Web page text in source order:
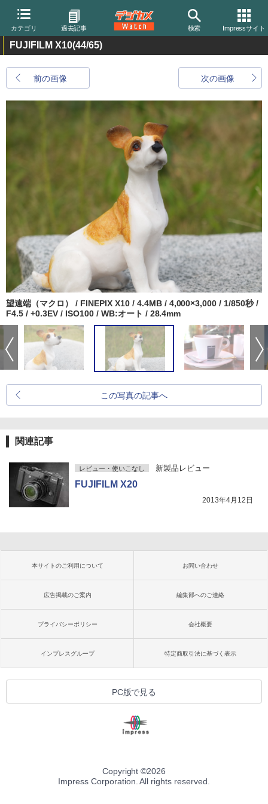
カテゴリ 過去記事 検索 Impressサイト
FUJIFILM X10(44/65)
前の画像 次の画像
望遠端（マクロ） / FINEPIX X10 / 4.4MB / 4,000×3,000 / 1/850秒 /
F4.5 / +0.3EV / ISO100 / WB:オート / 28.4mm
この写真の記事へ
関連記事
レビュー・使いこなし 新製品レビュー
FUJIFILM X20
2013年4月12日
本サイトのご利用について お問い合わせ
広告掲載のご案内 編集部へのご連絡
プライバシーポリシー 会社概要
インプレスグループ 特定商取引法に基づく表示
PC版で見る
Copyright ©2026
Impress Corporation. All rights reserved.